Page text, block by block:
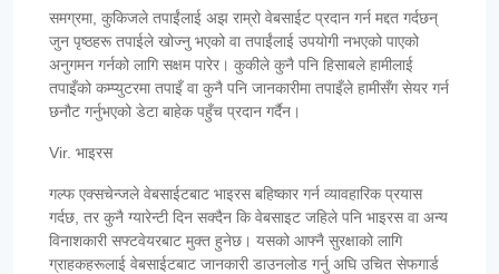
समग्रमा, कुकिजले तपाईंलाई अझ राम्रो वेबसाईट प्रदान गर्न मद्दत गर्दछन्
जुन पृष्ठहरू तपाईले खोज्नु भएको वा तपाईंलाई उपयोगी नभएको पाएको
अनुगमन गर्नको लागि सक्षम पारेर। कुकीले कुनै पनि हिसाबले हामीलाई
तपाइँको कम्प्युटरमा तपाइँ वा कुनै पनि जानकारीमा तपाइँले हामीसँग सेयर गर्न
छनौट गर्नुभएको डेटा बाहेक पहुँच प्रदान गर्दैन।
Vir. भाइरस
गल्फ एक्सचेन्जले वेबसाईटबाट भाइरस बहिष्कार गर्न व्यावहारिक प्रयास
गर्दछ, तर कुनै ग्यारेन्टी दिन सक्दैन कि वेबसाइट जहिले पनि भाइरस वा अन्य
विनाशकारी सफ्टवेयरबाट मुक्त हुनेछ। यसको आफ्नै सुरक्षाको लागि
ग्राहकहरूलाई वेबसाईटबाट जानकारी डाउनलोड गर्नु अघि उचित सेफगार्ड